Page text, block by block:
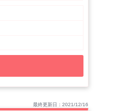
最終更新日：2021/12/16